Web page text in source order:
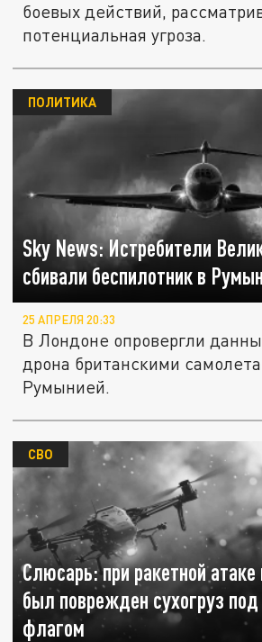
боевых действий,
потенциальная угроза.
Sky News: Истребители
сбивали беспилотник в
ПОЛИТИКА
25 АПРЕЛЯ 20:33
В Лондоне опровергли
дрона британскими
Румынией.
Слюсарь: при ракетной атаке
был поврежден сухогруз
флагом
СВО